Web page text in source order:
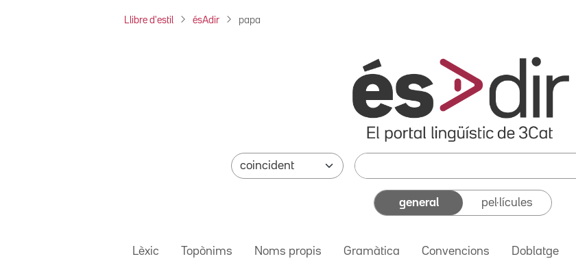
Llibre d'estil ésAdir papa
general pel·lícules
Lèxic Topònims Noms propis Gramàtica Convencions Doblatge